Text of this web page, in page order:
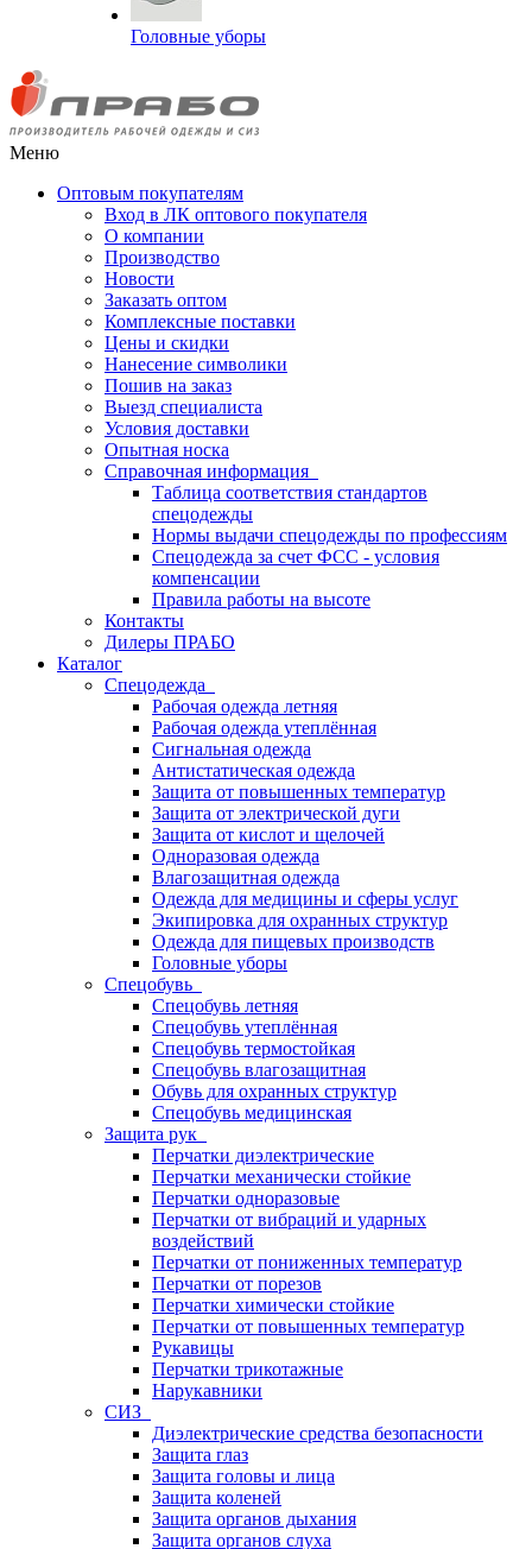
Головные уборы
Меню
Оптовым покупателям
Вход в ЛК оптового покупателя
О компании
Производство
Новости
Заказать оптом
Комплексные поставки
Цены и скидки
Нанесение символики
Пошив на заказ
Выезд специалиста
Условия доставки
Опытная носка
Справочная информация
Таблица соответствия стандартов
спецодежды
Нормы выдачи спецодежды по профессиям
Спецодежда за счет ФСС - условия
компенсации
Правила работы на высоте
Контакты
Дилеры ПРАБО
Каталог
Спецодежда
Рабочая одежда летняя
Рабочая одежда утеплённая
Сигнальная одежда
Антистатическая одежда
Защита от повышенных температур
Защита от электрической дуги
Защита от кислот и щелочей
Одноразовая одежда
Влагозащитная одежда
Одежда для медицины и сферы услуг
Экипировка для охранных структур
Одежда для пищевых производств
Головные уборы
Спецобувь
Спецобувь летняя
Спецобувь утеплённая
Спецобувь термостойкая
Спецобувь влагозащитная
Обувь для охранных структур
Спецобувь медицинская
Защита рук
Перчатки диэлектрические
Перчатки механически стойкие
Перчатки одноразовые
Перчатки от вибраций и ударных
воздействий
Перчатки от пониженных температур
Перчатки от порезов
Перчатки химически стойкие
Перчатки от повышенных температур
Рукавицы
Перчатки трикотажные
Нарукавники
СИЗ
Диэлектрические средства безопасности
Защита глаз
Защита головы и лица
Защита коленей
Защита органов дыхания
Защита органов слуха